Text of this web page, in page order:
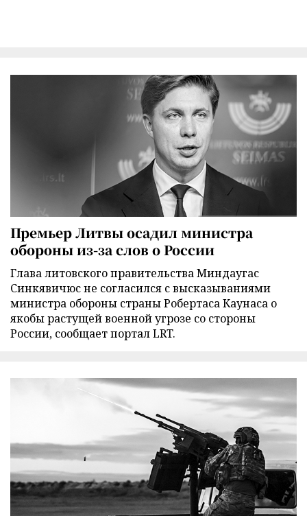
Премьер Литвы осадил министра
обороны из-за слов о России
Глава литовского правительства Миндаугас
Синкявичюс не согласился с высказываниями
министра обороны страны Робертаса Каунаса о
якобы растущей военной угрозе со стороны
России, сообщает портал LRT.